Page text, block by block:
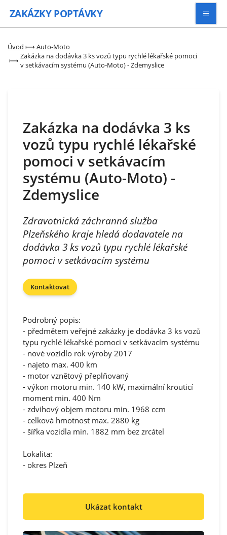
ZAKÁZKY POPTÁVKY
Zaregistrovat se
Úvod ⟼ Auto-Moto
⟼ Zakázka na dodávka 3 ks vozů typu rychlé lékařské pomoci
v setkávacím systému (Auto-Moto) - Zdemyslice
Zakázka na dodávka 3 ks
vozů typu rychlé lékařské
pomoci v setkávacím
systému (Auto-Moto) -
Zdemyslice
Zdravotnická záchranná služba
Plzeňského kraje hledá dodavatele na
dodávka 3 ks vozů typu rychlé lékařské
pomoci v setkávacím systému
Kontaktovat
Podrobný popis:
- předmětem veřejné zakázky je dodávka 3 ks vozů
typu rychlé lékařské pomoci v setkávacím systému
- nové vozidlo rok výroby 2017
- najeto max. 400 km
- motor vznětový přeplňovaný
- výkon motoru min. 140 kW, maximální krouticí
moment min. 400 Nm
- zdvihový objem motoru min. 1968 ccm
- celková hmotnost max. 2880 kg
- šířka vozidla min. 1882 mm bez zrcátel
Lokalita:
- okres Plzeň
Ukázat kontakt